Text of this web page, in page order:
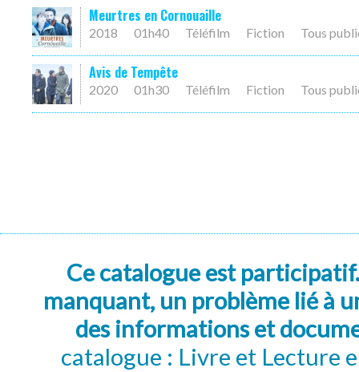
Meurtres en Cornouaille
2018 01h40 Téléfilm Fiction Tous
Avis de Tempête
2020 01h30 Téléfilm Fiction Tous
Ce catalogue est
manquant, un problème lié à
des informations et
catalogue : Livre et Lecture